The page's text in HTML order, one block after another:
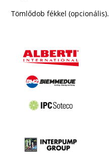
Tömlődob fékkel (opcionális).